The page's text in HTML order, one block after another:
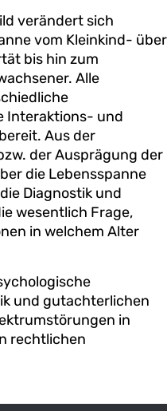
verändert sich
vom Kleinkind- über
bis hin zum
Alle
Interaktions- und
Aus der
der Ausprägung der
die Lebensspanne
Diagnostik und
wesentlich Frage,
in welchem Alter
und gutachterlichen
in
rechtlichen